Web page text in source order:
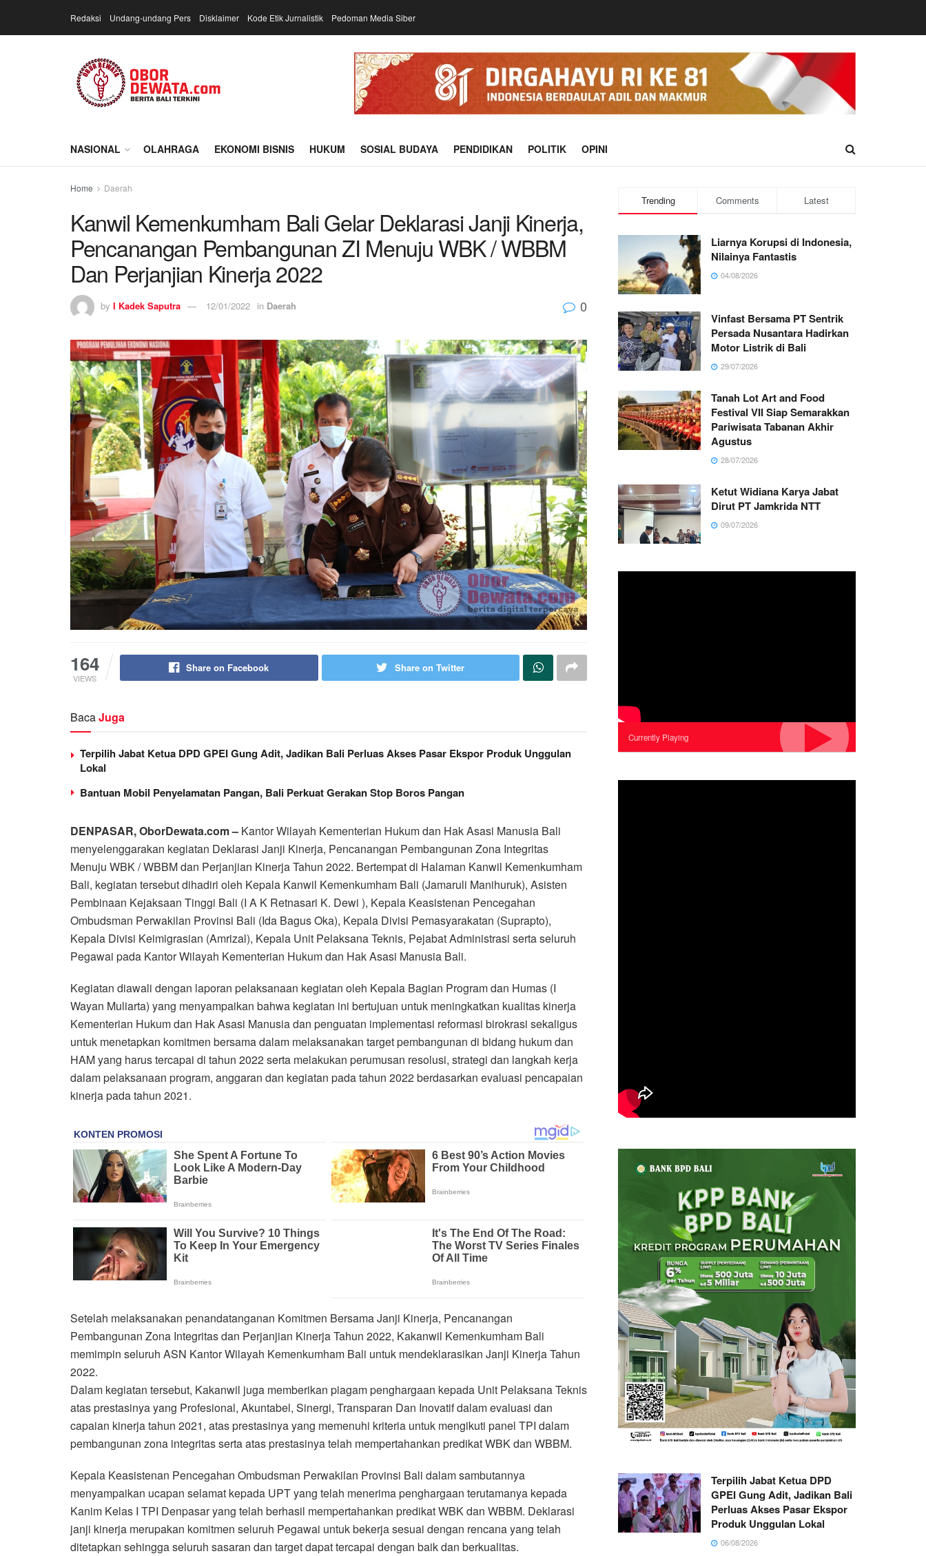
Redaksi Undang-undang Pers Disklaimer Kode Etik Jurnalistik Pedoman Media Siber
NASIONAL OLAHRAGA EKONOMI BISNIS HUKUM SOSIAL BUDAYA PENDIDIKAN POLITIK OPINI
Home Daerah
Kanwil Kemenkumham Bali Gelar Deklarasi Janji Kinerja,
Pencanangan Pembangunan ZI Menuju WBK / WBBM
Dan Perjanjian Kinerja 2022
by I Kadek Saputra 12/01/2022 in Daerah 0
164
VIEWS
Share on Facebook Share on Twitter
BacaJuga
Terpilih Jabat Ketua DPD GPEI Gung Adit, Jadikan Bali Perluas Akses Pasar Ekspor Produk Unggulan
Lokal
Bantuan Mobil Penyelamatan Pangan, Bali Perkuat Gerakan Stop Boros Pangan
DENPASAR, OborDewata.com – Kantor Wilayah Kementerian Hukum dan Hak Asasi Manusia Bali
menyelenggarakan kegiatan Deklarasi Janji Kinerja, Pencanangan Pembangunan Zona Integritas
Menuju WBK / WBBM dan Perjanjian Kinerja Tahun 2022. Bertempat di Halaman Kanwil Kemenkumham
Bali, kegiatan tersebut dihadiri oleh Kepala Kanwil Kemenkumham Bali (Jamaruli Manihuruk), Asisten
Pembinaan Kejaksaan Tinggi Bali (I A K Retnasari K. Dewi ), Kepala Keasistenan Pencegahan
Ombudsman Perwakilan Provinsi Bali (Ida Bagus Oka), Kepala Divisi Pemasyarakatan (Suprapto),
Kepala Divisi Keimigrasian (Amrizal), Kepala Unit Pelaksana Teknis, Pejabat Administrasi serta seluruh
Pegawai pada Kantor Wilayah Kementerian Hukum dan Hak Asasi Manusia Bali.
Kegiatan diawali dengan laporan pelaksanaan kegiatan oleh Kepala Bagian Program dan Humas (I
Wayan Muliarta) yang menyampaikan bahwa kegiatan ini bertujuan untuk meningkatkan kualitas kinerja
Kementerian Hukum dan Hak Asasi Manusia dan penguatan implementasi reformasi birokrasi sekaligus
untuk menetapkan komitmen bersama dalam melaksanakan target pembangunan di bidang hukum dan
HAM yang harus tercapai di tahun 2022 serta melakukan perumusan resolusi, strategi dan langkah kerja
dalam pelaksanaan program, anggaran dan kegiatan pada tahun 2022 berdasarkan evaluasi pencapaian
kinerja pada tahun 2021.
Setelah melaksanakan penandatanganan Komitmen Bersama Janji Kinerja, Pencanangan
Pembangunan Zona Integritas dan Perjanjian Kinerja Tahun 2022, Kakanwil Kemenkumham Bali
memimpin seluruh ASN Kantor Wilayah Kemenkumham Bali untuk mendeklarasikan Janji Kinerja Tahun
2022.
Dalam kegiatan tersebut, Kakanwil juga memberikan piagam penghargaan kepada Unit Pelaksana Teknis
atas prestasinya yang Profesional, Akuntabel, Sinergi, Transparan Dan Inovatif dalam evaluasi dan
capaian kinerja tahun 2021, atas prestasinya yang memenuhi kriteria untuk mengikuti panel TPI dalam
pembangunan zona integritas serta atas prestasinya telah mempertahankan predikat WBK dan WBBM.
Kepala Keasistenan Pencegahan Ombudsman Perwakilan Provinsi Bali dalam sambutannya
menyampaikan ucapan selamat kepada UPT yang telah menerima penghargaan terutamanya kepada
Kanim Kelas I TPI Denpasar yang telah berhasil mempertahankan predikat WBK dan WBBM. Deklarasi
janji kinerja merupakan komitmen seluruh Pegawai untuk bekerja sesuai dengan rencana yang telah
ditetapkan sehingga seluruh sasaran dan target dapat tercapai dengan baik dan berkualitas.
Trending Comments Latest
Liarnya Korupsi di Indonesia,
Nilainya Fantastis
04/08/2026
Vinfast Bersama PT Sentrik
Persada Nusantara Hadirkan
Motor Listrik di Bali
29/07/2026
Tanah Lot Art and Food
Festival VII Siap Semarakkan
Pariwisata Tabanan Akhir
Agustus
28/07/2026
Ketut Widiana Karya Jabat
Dirut PT Jamkrida NTT
09/07/2026
Currently Playing
Terpilih Jabat Ketua DPD
GPEI Gung Adit, Jadikan Bali
Perluas Akses Pasar Ekspor
Produk Unggulan Lokal
06/08/2026